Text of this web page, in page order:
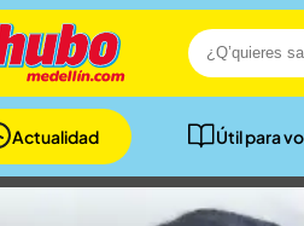
Actualidad Útil para